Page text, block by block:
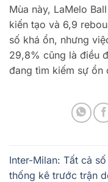
Mùa này, LaMelo
kiến tạo và 6,9
số khá ổn, nhưng
29,8% cũng là điều
đang tìm kiếm sự ổn
Inter-Milan: Tất cả
thống kê trước trận